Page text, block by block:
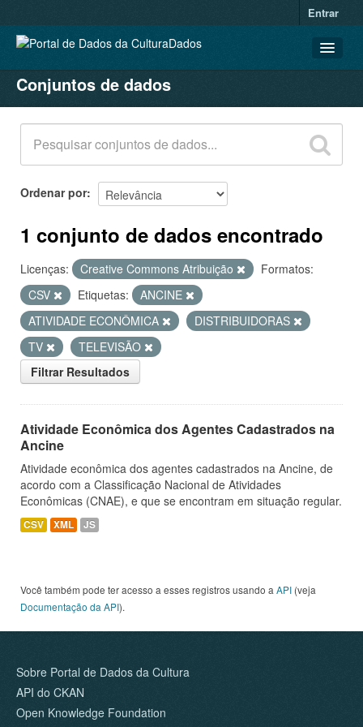
Entrar
CONJUNTOS DE DADOS
ORGANIZAÇÕES
GRUPOS
SOBRE
Conjuntos de dados
Ordenar por
1 conjunto de dados encontrado
Licenças: Creative Commons Atribuição
Formatos:
CSV
Etiquetas:
ANCINE
ATIVIDADE ECONÔMICA
DISTRIBUIDORAS
TV
TELEVISÃO
Filtrar Resultados
Atividade Econômica dos Agentes Cadastrados na
Ancine
Atividade econômica dos agentes cadastrados na Ancine, de
acordo com a Classificação Nacional de Atividades
Econômicas (CNAE), e que se encontram em situação regular.
CSV XML JS
Você também pode ter acesso a esses registros usando a API (veja
Documentação da API).
Sobre Portal de Dados da Cultura
API do CKAN
Open Knowledge Foundation